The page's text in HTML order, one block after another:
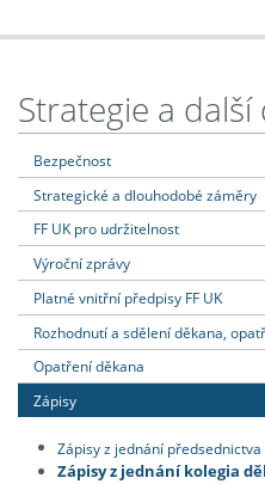
Strategie a
Bezpečnost
Strategické a dlouhodobé záměry
FF UK pro udržitelnost
Výroční zprávy
Platné vnitřní předpisy FF UK
Rozhodnutí a sdělení děkana,
Opatření děkana
Zápisy
Zápisy z jednání
Zápisy z jednání kolegia